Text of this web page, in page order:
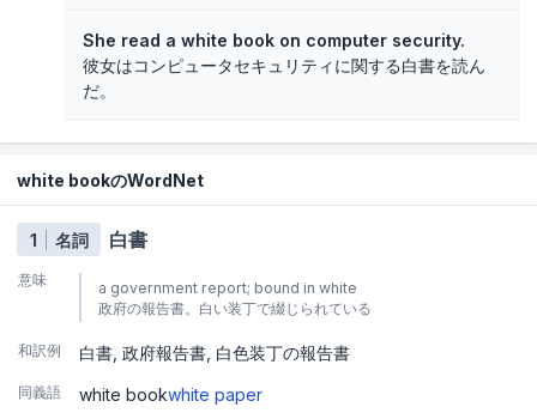
She read a white book on computer security.
彼女はコンピュータセキュリティに関する白書を読ん
だ。
white bookのWordNet
1 名詞 白書
意味
a government report; bound in white
政府の報告書。白い装丁で綴じられている
和訳例 白書 政府報告書 白色装丁の報告書
同義語 white bookwhite paper